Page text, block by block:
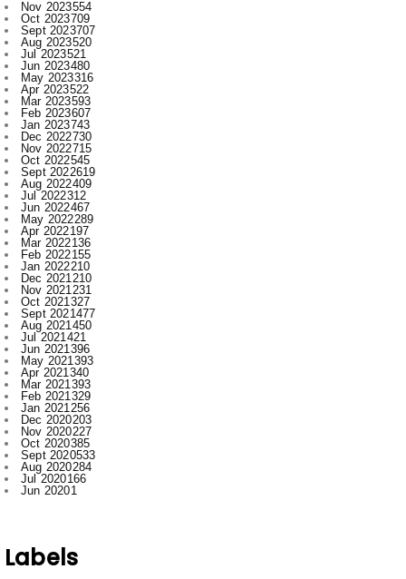
Jun 2023480
May 2023316
Apr 2023522
Mar 2023593
Feb 2023607
Jan 2023743
Dec 2022730
Nov 2022715
Oct 2022545
Sept 2022619
Aug 2022409
Jul 2022312
Jun 2022467
May 2022289
Apr 2022197
Mar 2022136
Feb 2022155
Jan 2022210
Dec 2021210
Nov 2021231
Oct 2021327
Sept 2021477
Aug 2021450
Jul 2021421
Jun 2021396
May 2021393
Apr 2021340
Mar 2021393
Feb 2021329
Jan 2021256
Dec 2020203
Nov 2020227
Oct 2020385
Sept 2020533
Aug 2020284
Jul 2020166
Jun 20201
Ambagarh
Ambagarh Chauki